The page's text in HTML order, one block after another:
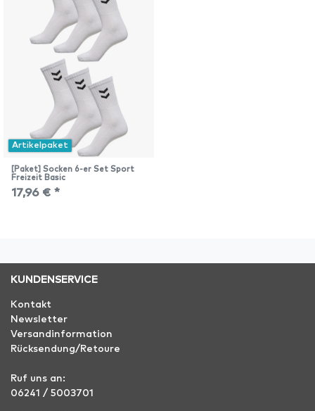
Artikelpaket
[Paket] Socken 6-er Set Sport
Freizeit Basic
17,96 € *
KUNDENSERVICE
Kontakt
Newsletter
Versandinformation
Rücksendung/Retoure
Ruf uns an:
06241 / 5003701